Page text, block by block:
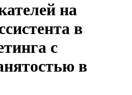
на
в
с
в